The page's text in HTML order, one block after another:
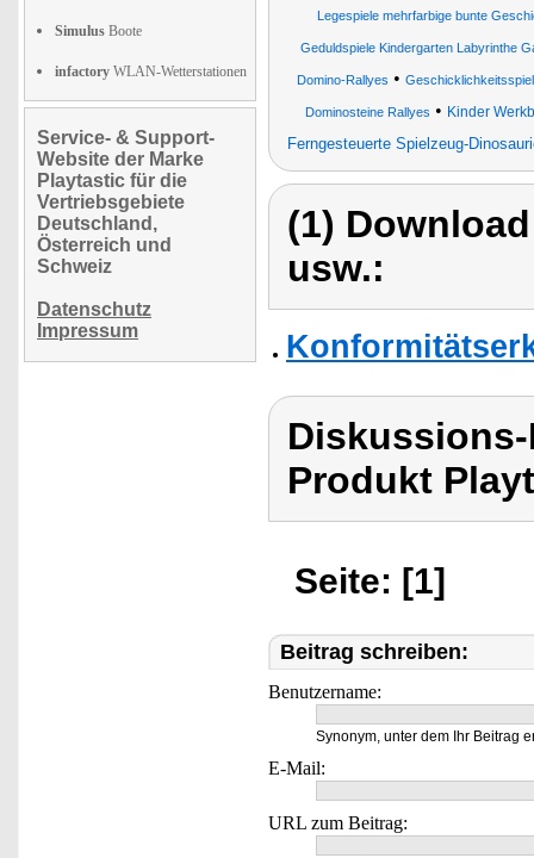
Simulus Boote
infactory WLAN-Wetterstationen
Service- & Support-
Website der Marke
Playtastic für die
Vertriebsgebiete
Deutschland,
Österreich und
Schweiz
Datenschutz
Impressum
Legespiele mehrfarbige bunte
Geduldspiele Kindergarten Labyrinthe
Domino-Rallyes •
Dominosteine Rallyes • Kinder
Ferngesteuerte Spielzeug-
(1)
usw.:
Produkt
Seite: [1]
Beitrag schreiben:
Benutzername:
Synonym, unter dem Ihr Beitrag
E-Mail:
URL zum Beitrag: